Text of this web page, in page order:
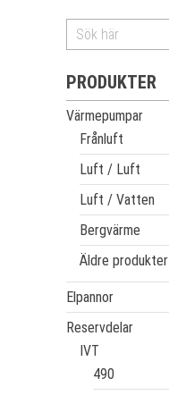
PRODUKTER
Värmepumpar
Frånluft
Luft / Luft
Luft / Vatten
Bergvärme
Äldre produkter
Elpannor
Reservdelar
IVT
490